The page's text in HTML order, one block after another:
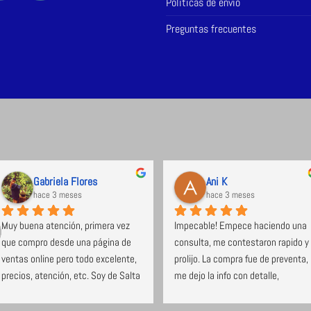
Preguntas frecuentes
Gabriela Flores
hace 3 meses
Muy buena atención, primera vez
que compro desde una página de
ventas online pero todo excelente,
precios, atención, etc. Soy de Salta
Ani K
hace 3 meses
Impecable! Empece haciendo una
consulta, me contestaron rapido y
prolijo. La compra fue de preventa,
me dejo la info con detalle,